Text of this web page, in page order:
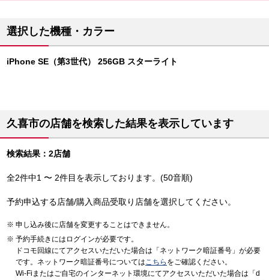
選択した機種・カラー
iPhone SE（第3世代） 256GB スターライト
久喜市の店舗を検索した結果を表示しています
検索結果：2店舗
全2件中1 〜 2件目を表示しております。(50音順)
予約申込する店舗/購入商品受取り店舗を選択してください。
申し込み後に店舗を変更することはできません。
予約手続きにはログインが必要です。
ドコモ回線にてアクセスいただいた場合は「ネットワーク暗証番号」が必要
です。ネットワーク暗証番号についてはこちら をご確認ください。
Wi-Fiまたはご自宅のインターネット環境にてアクセスいただいた場合は「d